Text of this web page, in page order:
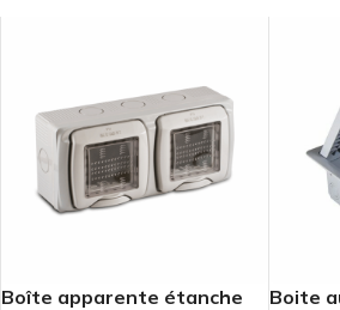
Boîte apparente étanche
Boite